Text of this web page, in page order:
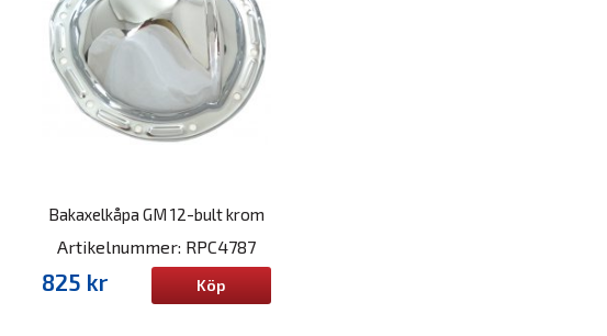
Bakaxelkåpa GM 12-bult krom
Artikelnummer: RPC4787
825 kr Köp